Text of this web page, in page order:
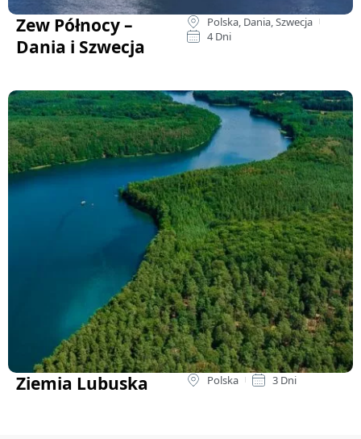
Zew Północy –
Dania i Szwecja
Polska, Dania, Szwecja
4 Dni
Ziemia Lubuska Polska 3 Dni